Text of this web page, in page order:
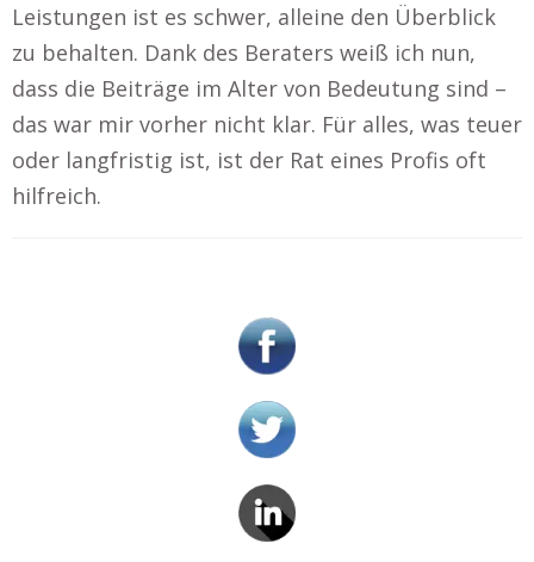
Leistungen ist es schwer, alleine den Überblick
zu behalten. Dank des Beraters weiß ich nun,
dass die Beiträge im Alter von Bedeutung sind –
das war mir vorher nicht klar. Für alles, was teuer
oder langfristig ist, ist der Rat eines Profis oft
hilfreich.